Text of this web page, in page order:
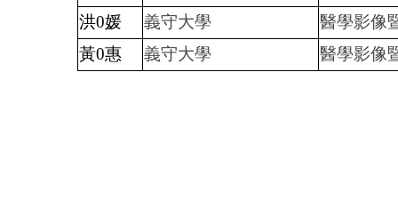
洪0媛
義守大學
醫學影像
黃0惠
義守大學 醫學影像